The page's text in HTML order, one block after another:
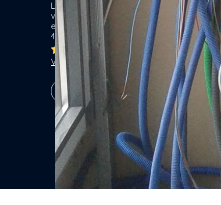
Location de matériel & Services entre
voisins. Voisiner, s'entraider... gagner
ensemble ! Particuliers & Professionnels.
4,8/5
Voir les 7758 avis
S'inscrire !